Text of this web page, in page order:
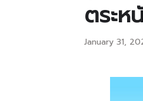
ตระห
January 31,